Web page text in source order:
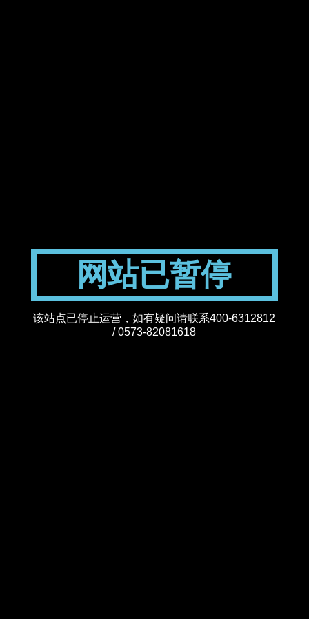
网站已暂停
该站点已停止运营，如有疑问请联系400-6312812
/ 0573-82081618